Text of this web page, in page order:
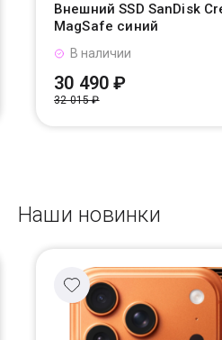
Внешний SSD SanDisk
MagSafe синий
В наличии
30 490 ₽
32 015 ₽
Наши новинки